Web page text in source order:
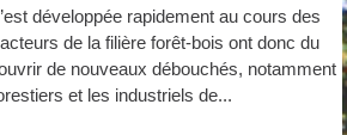
développée rapidement au cours des
de la filière forêt-bois ont donc du
de nouveaux débouchés, notamment
et les industriels de...